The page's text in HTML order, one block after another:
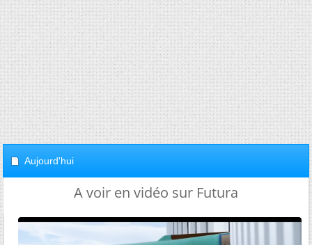
Aujourd'hui
A voir en vidéo sur Futura